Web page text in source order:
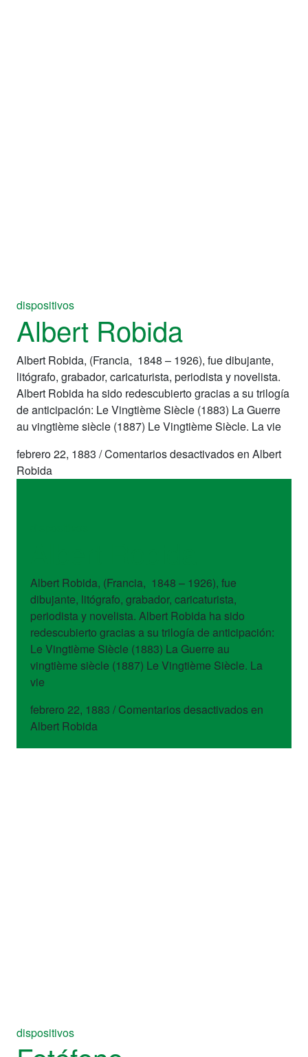
dispositivos
Albert Robida
Albert Robida, (Francia, 1848 – 1926), fue dibujante,
litógrafo, grabador, caricaturista, periodista y novelista.
Albert Robida ha sido redescubierto gracias a su trilogía
de anticipación: Le Vingtième Siècle (1883) La Guerre
au vingtième siècle (1887) Le Vingtième Siècle. La vie
febrero 22, 1883 /Comentarios desactivadosen Albert
Robida
Albert Robida, (Francia, 1848 – 1926), fue
dibujante, litógrafo, grabador, caricaturista,
periodista y novelista. Albert Robida ha sido
redescubierto gracias a su trilogía de anticipación:
Le Vingtième Siècle (1883) La Guerre au
vingtième siècle (1887) Le Vingtième Siècle. La
vie
febrero 22, 1883 / Comentarios desactivadosen
Albert Robida
dispositivos